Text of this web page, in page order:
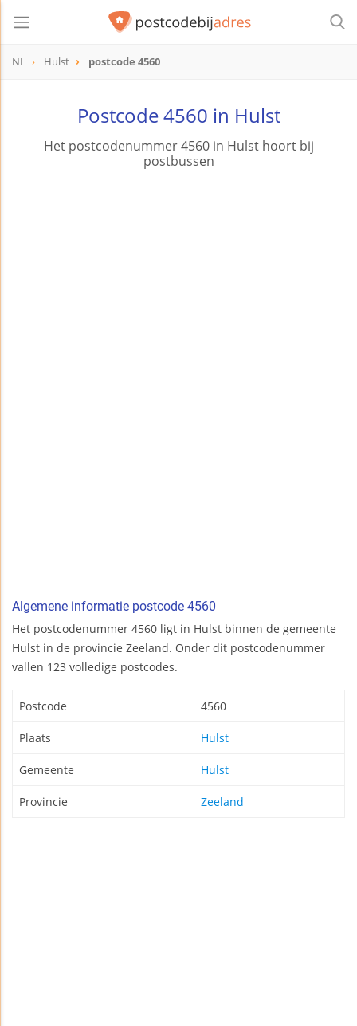
NL Hulst postcode 4560
Postcode 4560 in Hulst
Het postcodenummer 4560 in Hulst hoort bij
postbussen
Algemene informatie postcode 4560
Het postcodenummer 4560 ligt in Hulst binnen de gemeente
Hulst in de provincie Zeeland. Onder dit postcodenummer
vallen 123 volledige postcodes.
Postcode 4560
Plaats Hulst
Gemeente Hulst
Provincie Zeeland